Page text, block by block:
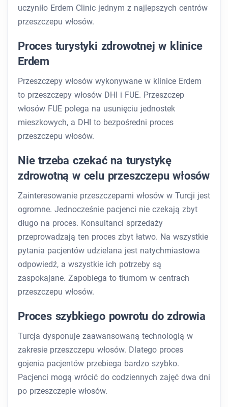
uczyniło Erdem Clinic jednym z najlepszych centrów
przeszczepu włosów.
Proces turystyki zdrowotnej w klinice
Erdem
Przeszczepy włosów wykonywane w klinice Erdem
to przeszczepy włosów DHI i FUE. Przeszczep
włosów FUE polega na usunięciu jednostek
mieszkowych, a DHI to bezpośredni proces
przeszczepu włosów.
Nie trzeba czekać na turystykę
zdrowotną w celu przeszczepu włosów
Zainteresowanie przeszczepami włosów w Turcji jest
ogromne. Jednocześnie pacjenci nie czekają zbyt
długo na proces. Konsultanci sprzedaży
przeprowadzają ten proces zbyt łatwo. Na wszystkie
pytania pacjentów udzielana jest natychmiastowa
odpowiedź, a wszystkie ich potrzeby są
zaspokajane. Zapobiega to tłumom w centrach
przeszczepu włosów.
Proces szybkiego powrotu do zdrowia
Turcja dysponuje zaawansowaną technologią w
zakresie przeszczepu włosów. Dlatego proces
gojenia pacjentów przebiega bardzo szybko.
Pacjenci mogą wrócić do codziennych zajęć dwa dni
po przeszczepie włosów.